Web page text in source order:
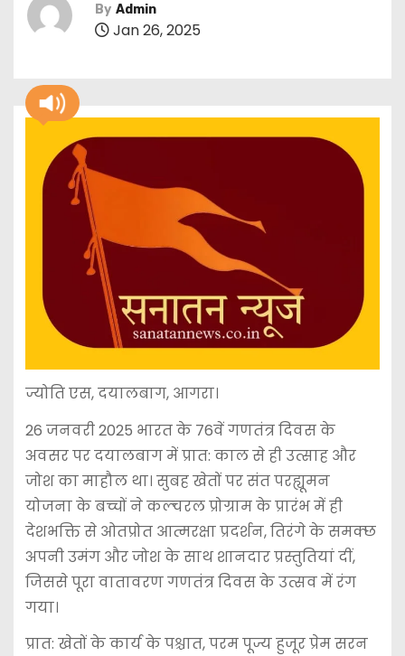
By Admin
Jan 26, 2025
ज्योति एस, दयालबाग, आगरा।
26 जनवरी 2025 भारत के 76वें गणतंत्र दिवस के
अवसर पर दयालबाग में प्रात: काल से ही उत्साह और
जोश का माहौल था। सुबह खेतों पर संत परह्यूमन
योजना के बच्चों ने कल्चरल प्रोग्राम के प्रारंभ में ही
देशभक्ति से ओतप्रोत आत्मरक्षा प्रदर्शन, तिरंगे के समक्छ
अपनी उमंग और जोश के साथ शानदार प्रस्तुतियां दीं,
जिससे पूरा वातावरण गणतंत्र दिवस के उत्सव में रंग
गया।
प्रात: खेतों के कार्य के पश्चात, परम पूज्य हुजूर प्रेम सरन